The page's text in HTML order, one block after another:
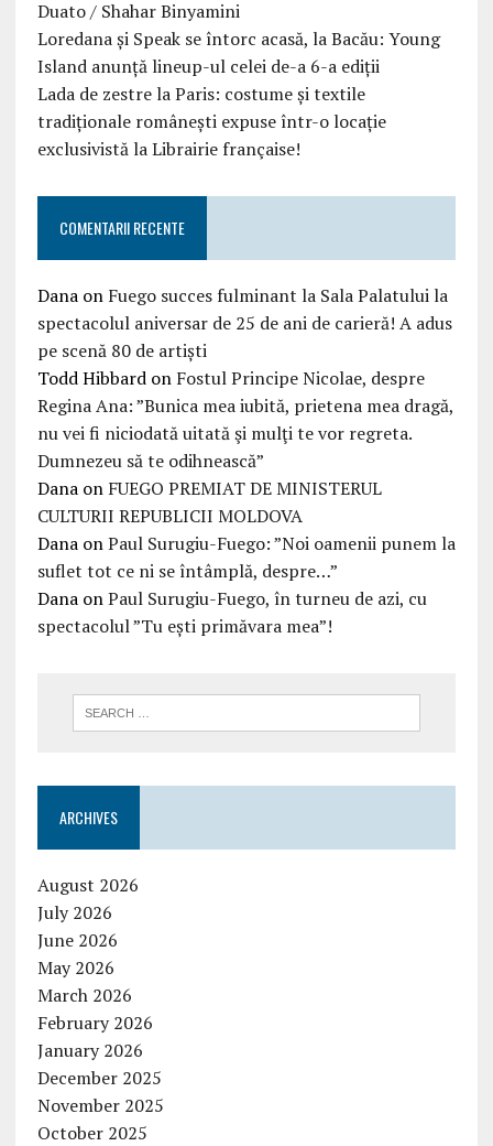
Duato / Shahar Binyamini
Loredana și Speak se întorc acasă, la Bacău: Young
Island anunță lineup-ul celei de-a 6-a ediții
Lada de zestre la Paris: costume și textile
tradiționale românești expuse într-o locație
exclusivistă la Librairie française!
COMENTARII RECENTE
Danaon Fuego succes fulminant la Sala Palatului la
spectacolul aniversar de 25 de ani de carieră! A adus
pe scenă 80 de artiști
Todd Hibbardon Fostul Principe Nicolae, despre
Regina Ana: ”Bunica mea iubită, prietena mea dragă,
nu vei fi niciodată uitată şi mulţi te vor regreta.
Dumnezeu să te odihnească”
Danaon FUEGO PREMIAT DE MINISTERUL
CULTURII REPUBLICII MOLDOVA
DanaonPaul Surugiu-Fuego: ”Noi oamenii punem la
suflet tot ce ni se întâmplă, despre…”
DanaonPaul Surugiu-Fuego, în turneu de azi, cu
spectacolul ”Tu ești primăvara mea”!
ARCHIVES
August 2026
July 2026
June 2026
May 2026
March 2026
February 2026
January 2026
December 2025
November 2025
October 2025